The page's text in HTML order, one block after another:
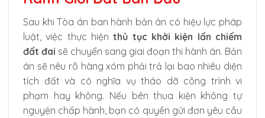
Sau khi Tòa án ban hành bản án có hiệu lực pháp
luật, việc thực hiệnthủ tục khởi kiện lấn chiếm
đất đai sẽ chuyển sang giai đoạn thi hành án. Bản
án sẽ nêu rõ hàng xóm phải trả lại bao nhiêu diện
tích đất và có nghĩa vụ tháo dỡ công trình vi
phạm hay không. Nếu bên thua kiện không tự
nguyện chấp hành, bạn có quyền gửi đơn yêu cầu